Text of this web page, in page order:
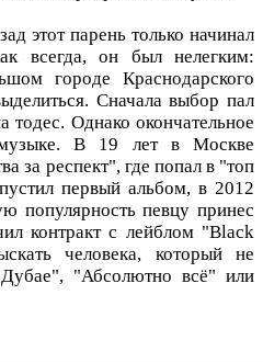
этот парень только начинал
всегда, он был нелегким:
городе Краснодарского
Сначала выбор пал
тодес. Однако окончательное
В 19 лет в Москве
за респект", где попал в "топ
первый альбом, в 2012
популярность певцу принес
контракт с лейблом "Black
человека, который не
"Абсолютно всё" или